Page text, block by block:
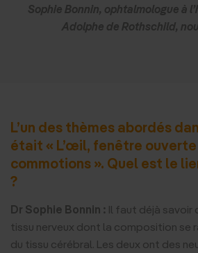
Sophie Bonnin, ophtalmologue à
Adolphe de Rothschild,
L’un des thèmes abordés
était « L’œil, fenêtre ouverte
commotions ». Quel est le
?
Dr Sophie Bonnin : Il faut déjà savoir
tissu nerveux dont la composition se
du tissu cérébral. Les deux ont des